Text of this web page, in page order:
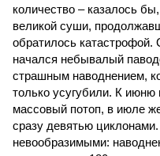
количество – казалось
великой суши,
обратилось катастрофой.
начался небывалый
страшным наводнением,
только усугубили. К июню
массовый потоп, в июле
сразу девятью
невообразимыми: